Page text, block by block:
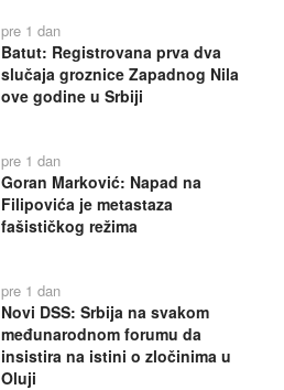
pre 1 dan
Batut: Registrovana prva dva
slučaja groznice Zapadnog Nila
ove godine u Srbiji
pre 1 dan
Goran Marković: Napad na
Filipovića je metastaza
fašističkog režima
pre 1 dan
Novi DSS: Srbija na svakom
međunarodnom forumu da
insistira na istini o zločinima u
Oluji